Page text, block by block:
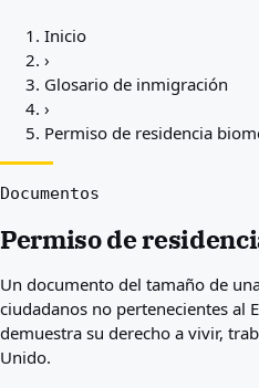
Países
Regiones
Mejores países para
Recursos
Glosario
Guías
Reconocimiento de
Guías de llegada
Herramientas
Inicio
›
Glosario de inmigración
›
Permiso de residencia
Documentos
Permiso de
Un documento del tamaño de
ciudadanos no pertenecientes al
demuestra su derecho a vivir,
Unido.